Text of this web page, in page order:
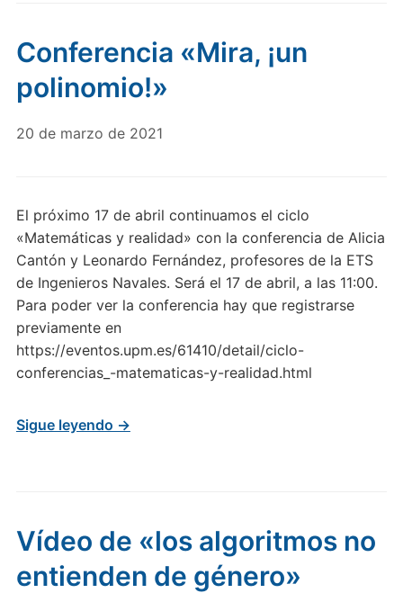
Conferencia «Mira, ¡un
polinomio!»
20 de marzo de 2021
El próximo 17 de abril continuamos el ciclo
«Matemáticas y realidad» con la conferencia de Alicia
Cantón y Leonardo Fernández, profesores de la ETS
de Ingenieros Navales. Será el 17 de abril, a las 11:00.
Para poder ver la conferencia hay que registrarse
previamente en
https://eventos.upm.es/61410/detail/ciclo-
conferencias_-matematicas-y-realidad.html
Sigue leyendo →
Vídeo de «los algoritmos no
entienden de género»